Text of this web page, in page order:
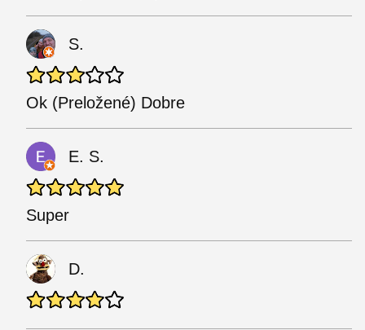
S.
Ok (Preložené) Dobre
E. S.
Super
D.